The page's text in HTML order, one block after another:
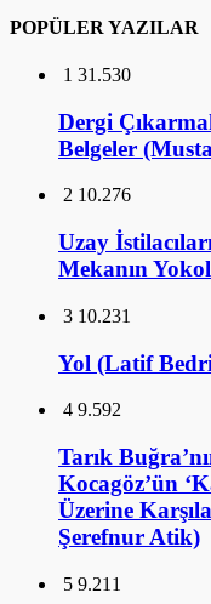
POPÜLER YAZILAR
1 31.530
Dergi
Belgeler
2 10.276
Uzay
Mekanın
3 10.231
Yol (Latif
4 9.592
Tarık
Kocagöz’ün
Üzerine
Şerefnur Atik)
5 9.211